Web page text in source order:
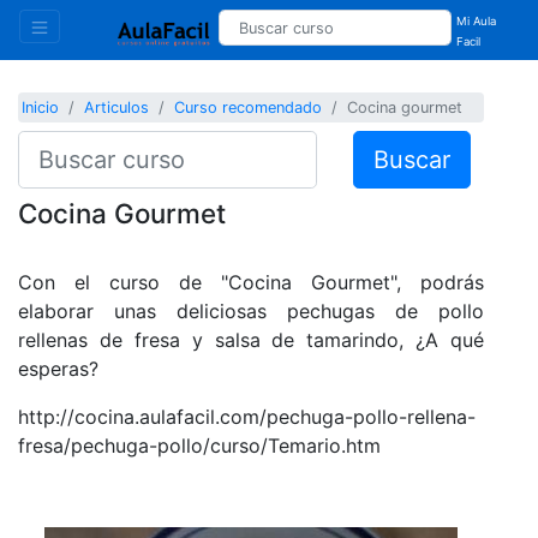
Mi Aula
Facil
Inicio Articulos Curso recomendado Cocina gourmet
Buscar
Cocina Gourmet
Con el curso de "Cocina Gourmet", podrás
elaborar unas deliciosas pechugas de pollo
rellenas de fresa y salsa de tamarindo, ¿A qué
esperas?
http://cocina.aulafacil.com/pechuga-pollo-rellena-
fresa/pechuga-pollo/curso/Temario.htm